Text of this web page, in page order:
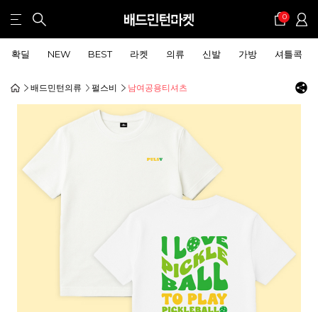
0
확딜 NEW BEST 라켓 의류 신발 가방 셔틀콕
배드민턴의류 펄스비 남여공용티셔츠